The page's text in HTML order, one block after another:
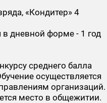
«Кондитер» 4
в дневной форме - 1 год
среднего балла
осуществляется
организаций.
место в общежитии.